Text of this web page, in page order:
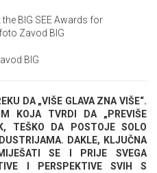
DA „VIŠE GLAVA ZNA VIŠE“.
KOJA TVRDI DA „PREVIŠE
TEŠKO DA POSTOJE SOLO
DAKLE, KLJUČNA
SE I PRIJE SVEGA
I PERSPEKTIVE SVIH S